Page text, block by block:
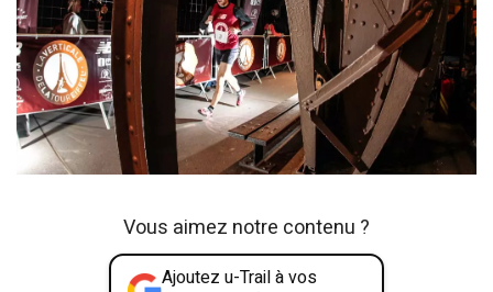
Vous aimez notre contenu ?
Ajoutez u-Trail à vos